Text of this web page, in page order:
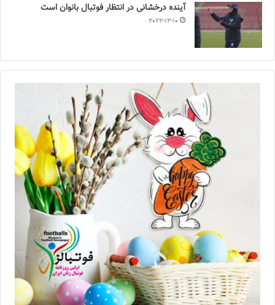
آینده درخشانی در انتظار فوتبال بانوان است
2022-12-10